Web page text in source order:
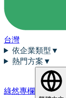
台灣
依企業類型 ▼
熱門方案 ▼
綠然專欄